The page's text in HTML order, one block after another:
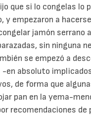
que si lo congelas lo
y empezaron a
jamón serrano
sin ninguna
se empezó a
en absoluto
de forma que
pan en la yema-
recomendaciones de